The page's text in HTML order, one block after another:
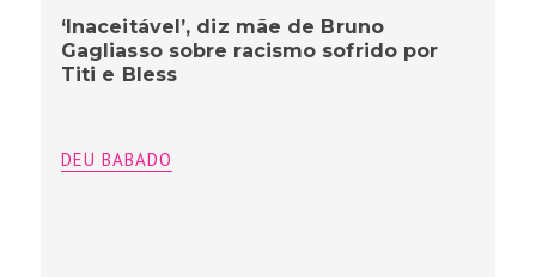
‘Inaceitável’, diz mãe de Bruno
Gagliasso sobre racismo sofrido por
Titi e Bless
DEU BABADO